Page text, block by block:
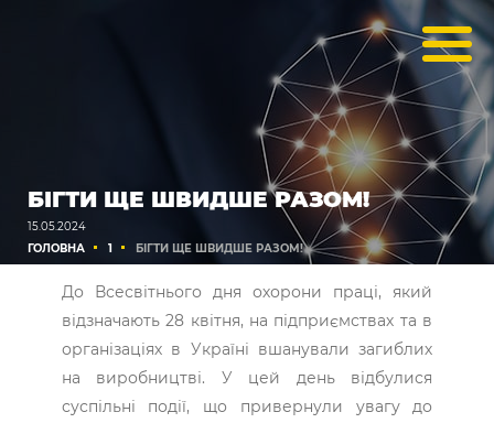
БІГТИ ЩЕ ШВИДШЕ РАЗОМ!
15.05.2024
ГОЛОВНА
1 БІГТИ ЩЕ ШВИДШЕ РАЗОМ!
До Всесвітнього дня охорони праці, який
відзначають 28 квітня, на підприємствах та в
організаціях в Україні вшанували загиблих
на виробництві. У цей день відбулися
суспільні події, що привернули увагу до